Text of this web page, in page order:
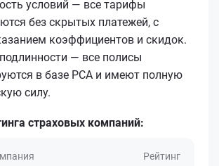
условий — все тарифы
без скрытых платежей, с
коэффициентов и скидок.
— все полисы
в базе РСА и имеют полную
силу.
страховых компаний:
Рейтинг